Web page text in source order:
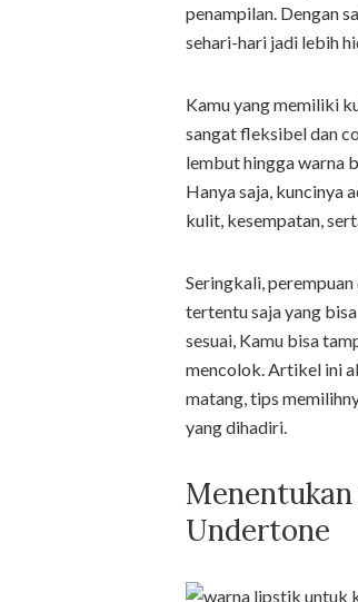
penampilan. Dengan
sehari-hari jadi lebih
Kamu yang memiliki
sangat fleksibel dan
lembut hingga warna
Hanya saja, kuncinya
kulit, kesempatan,
Seringkali,
tertentu saja yang
sesuai, Kamu bisa
mencolok. Artikel ini
matang, tips
yang dihadiri.
Undertone